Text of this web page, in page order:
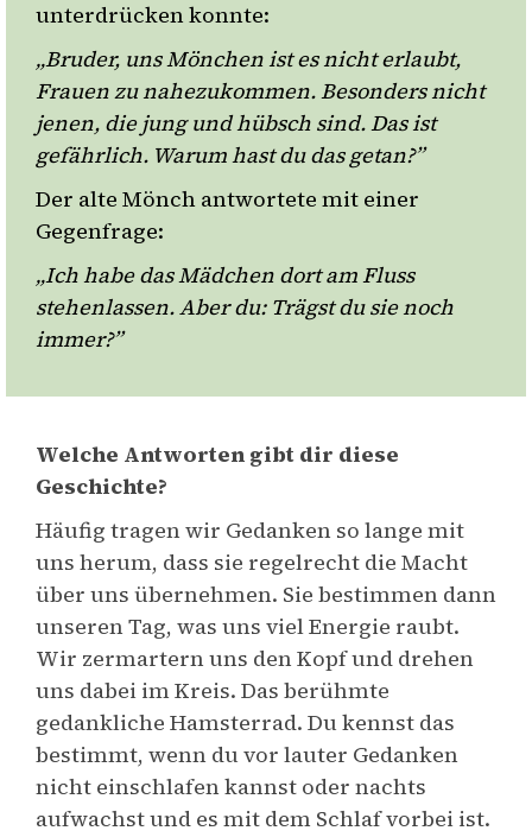
unterdrücken konnte:
„Bruder, uns Mönchen ist es nicht erlaubt,
Frauen zu nahezukommen. Besonders nicht
jenen, die jung und hübsch sind. Das ist
gefährlich. Warum hast du das getan?”
Der alte Mönch antwortete mit einer
Gegenfrage:
„Ich habe das Mädchen dort am Fluss
stehenlassen. Aber du: Trägst du sie noch
immer?”
Welche Antworten gibt dir diese
Geschichte?
Häufig tragen wir Gedanken so lange mit
uns herum, dass sie regelrecht die Macht
über uns übernehmen. Sie bestimmen dann
unseren Tag, was uns viel Energie raubt.
Wir zermartern uns den Kopf und drehen
uns dabei im Kreis. Das berühmte
gedankliche Hamsterrad. Du kennst das
bestimmt, wenn du vor lauter Gedanken
nicht einschlafen kannst oder nachts
aufwachst und es mit dem Schlaf vorbei ist.